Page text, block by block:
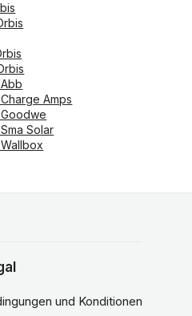
Amps
Solar
und Konditionen